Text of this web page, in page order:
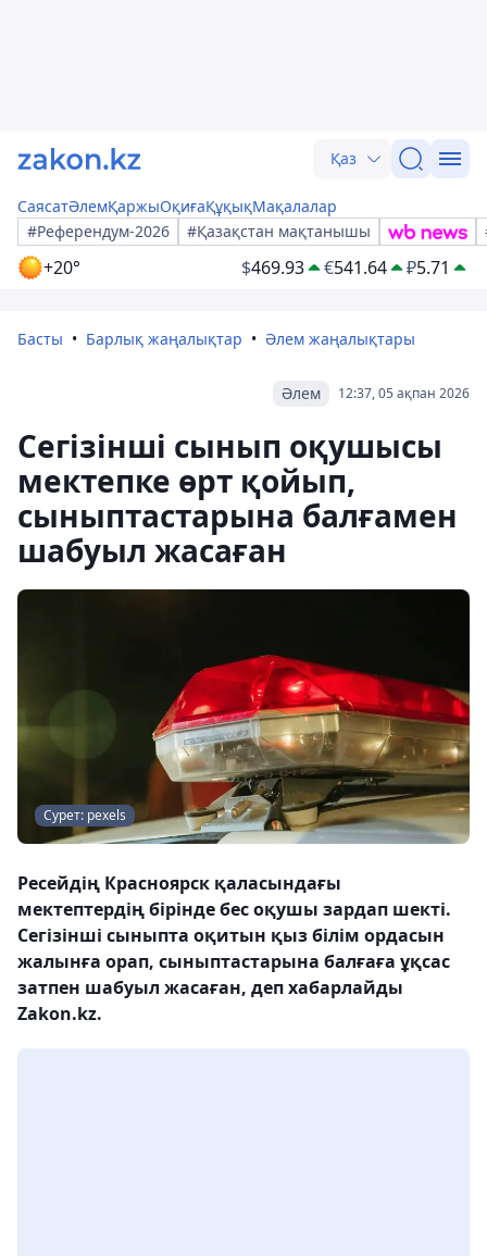
Қаз
СаясатӘлемҚаржыОқиғаҚұқықМақалалар
#Референдум-2026
#Қазақстан мақтанышы
+20° $469.93 €541.64 ₽5.71
Басты Барлық жаңалықтар Әлем жаңалықтары
12:37, 05 ақпан 2026
Әлем
Сегізінші сынып оқушысы
мектепке өрт қойып,
сыныптастарына балғамен
шабуыл жасаған
Сурет: pexels
Ресейдің Красноярск қаласындағы
мектептердің бірінде бес оқушы зардап шекті.
Сегізінші сыныпта оқитын қыз білім ордасын
жалынға орап, сыныптастарына балғаға ұқсас
затпен шабуыл жасаған, деп хабарлайды
Zakon.kz.